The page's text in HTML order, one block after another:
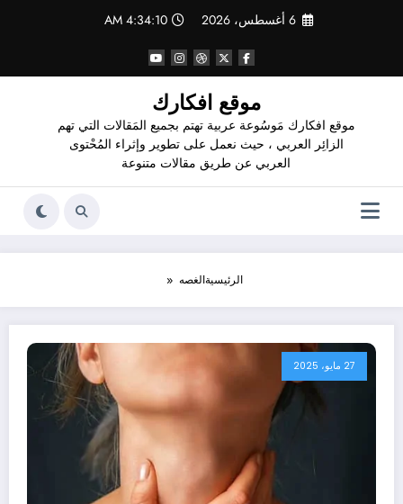
6 أغسطس، 2026 4:34:11 AM
موقع افكارك
موقع افكارك مَوسُوعة عربية تهتم بجميع المَقالات التي تهم
الزائِر العربي ، حيث نعمل على تطوير وإثراء المُحْتوى
العربي عن طريق مقالات متنوعة
الرئيسيةالغصه
27 مايو، 2025